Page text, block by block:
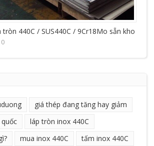
440C / SUS440C / 9Cr18Mo sẵn kho
0
giá thép đang tăng hay giảm
láp tròn inox 440C
mua inox 440C
tấm inox 440C